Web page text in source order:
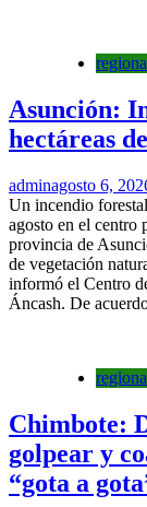
Asunción:
hectáreas
adminagosto 6,
Un incendio
agosto en el centro
provincia de
de vegetación
informó el Centro
Áncash. De
Chimbote:
golpear y
“gota a